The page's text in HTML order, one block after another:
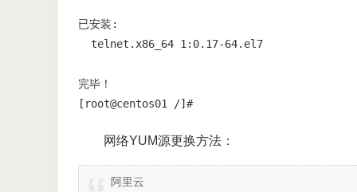
已安装:
完毕！
[root@centos01 /]#
网络YUM源更换方法：
阿里云